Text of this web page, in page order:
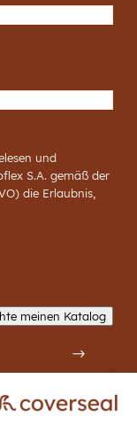
und
S.A. gemäß der
die Erlaubnis,
meinen Katalog